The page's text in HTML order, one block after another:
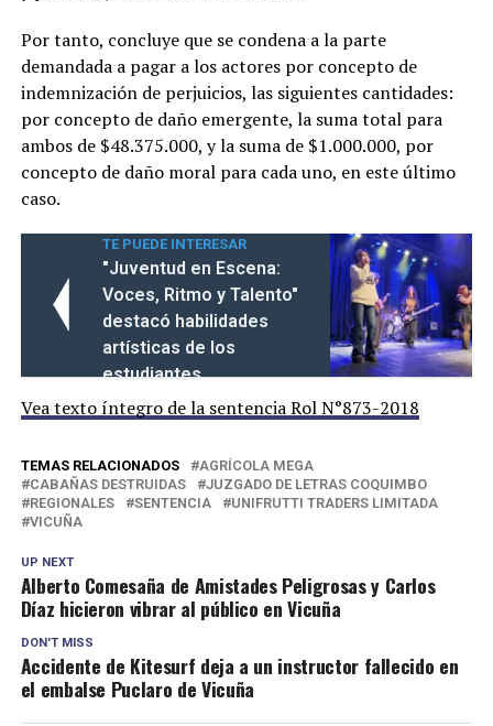
Por tanto, concluye que se condena a la parte
demandada a pagar a los actores por concepto de
indemnización de perjuicios, las siguientes cantidades:
por concepto de daño emergente, la suma total para
ambos de $48.375.000, y la suma de $1.000.000, por
concepto de daño moral para cada uno, en este último
caso.
TE PUEDE INTERESAR
"Juventud en Escena:
Voces, Ritmo y Talento"
destacó habilidades
artísticas de los
estudiantes
Vea texto íntegro de la sentencia Rol N°873-2018
TEMAS RELACIONADOS
AGRÍCOLA MEGA
CABAÑAS DESTRUIDAS
JUZGADO DE LETRAS COQUIMBO
REGIONALES
SENTENCIA
UNIFRUTTI TRADERS LIMITADA
VICUÑA
UP NEXT
Alberto Comesaña de Amistades Peligrosas y Carlos
Díaz hicieron vibrar al público en Vicuña
DON'T MISS
Accidente de Kitesurf deja a un instructor fallecido en
el embalse Puclaro de Vicuña